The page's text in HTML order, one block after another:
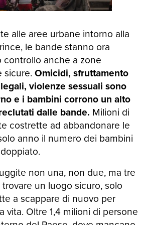
alle aree urbane intorno alla
le bande stanno ora
anche a zone
sicure.Omicidi, sfruttamento
violenze sessuali sono
e i bambini corrono un alto
dalle bande. Milioni di
costrette ad abbandonare le
anno il numero dei bambini
non una, non due, ma tre
un luogo sicuro, solo
a scappare di nuovo per
vita. Oltre 1,4 milioni di persone